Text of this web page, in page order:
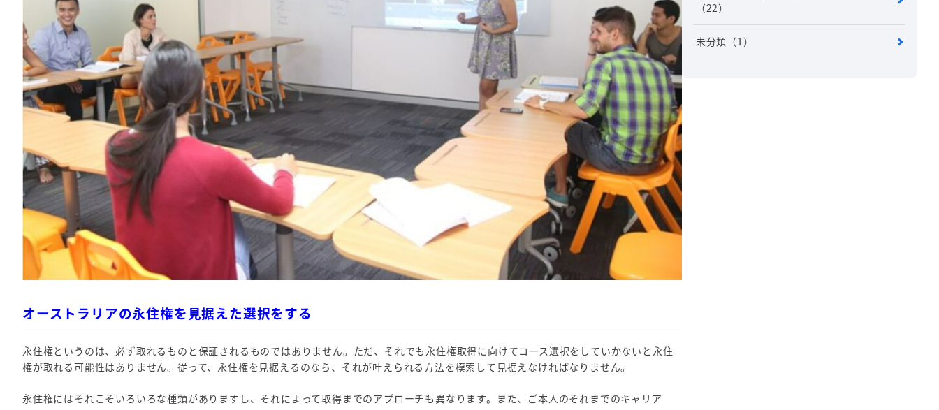
オーストラリアの永住権を見据えた選択をする
永住権というのは、必ず取れるものと保証されるものではありません。ただ、それでも永住権取得に向けてコース選択をしていかないと永住
権が取れる可能性はありません。従って、永住権を見据えるのなら、それが叶えられる方法を模索して見据えなければなりません。
永住権にはそれこそいろいろな種類がありますし、それによって取得までのアプローチも異なります。また、ご本人のそれまでのキャリア
（22）
未分類 （1）